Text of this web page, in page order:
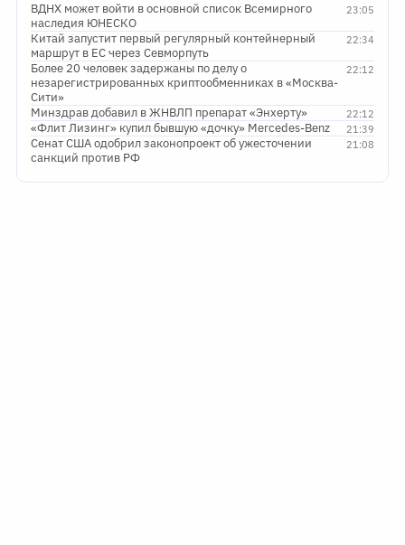
23:05
ВДНХ может войти в основной список Всемирного
наследия ЮНЕСКО
22:34
Китай запустит первый регулярный контейнерный
маршрут в ЕС через Севморпуть
22:12
Более 20 человек задержаны по делу о
незарегистрированных криптообменниках в «Москва-
Сити»
22:12
Минздрав добавил в ЖНВЛП препарат «Энхерту»
21:39
«Флит Лизинг» купил бывшую «дочку» Mercedes-Benz
21:08
Сенат США одобрил законопроект об ужесточении
санкций против РФ